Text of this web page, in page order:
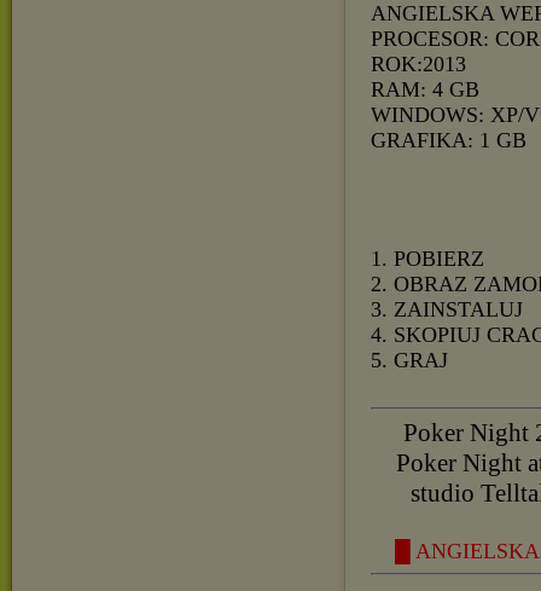
ANGIELSKA
PROCESOR:
ROK:2013
RAM: 4 GB
WINDOWS: XP/
GRAFIKA: 1 GB
1. POBIERZ
2. OBRAZ
3. ZAINSTALUJ
4. SKOPIUJ
5. GRAJ
Poker Night
Poker Night
studio
█